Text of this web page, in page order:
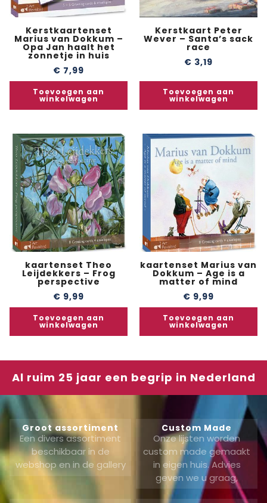
Kerstkaartenset
Marius van Dokkum –
Opa Jan haalt het
zonnetje in huis
€ 7,99
Toevoegen aan
winkelwagen
Kerstkaart Peter
Wever – Santa’s sack
race
€ 3,19
Toevoegen aan
winkelwagen
kaartenset Theo
Leijdekkers – Frog
perspective
€ 9,99
Toevoegen aan
winkelwagen
kaartenset Marius van
Dokkum – Age is a
matter of mind
€ 9,99
Toevoegen aan
winkelwagen
Al ruim 25 jaar een begrip in Nederland
Groot assortiment
Een divers assortiment
beschikbaar in de
webshop en in de gallery
Custom Made
Onze lijsten worden
custom made gemaakt
in eigen huis. Advies
geven we u graag,